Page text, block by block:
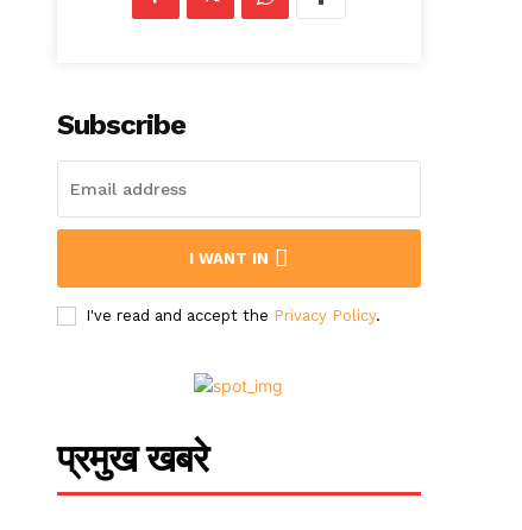
Subscribe
I WANT IN
I've read and accept the Privacy Policy.
प्रमुख खबरे